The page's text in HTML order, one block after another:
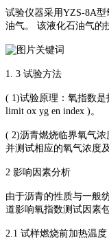
试验仪器采用YZS-8A型
油气。 该液化石油气的
1. 3 试验方法
( 1)试验原理：氧指数
limit ox yg en index )。
( 2)沥青燃烧临界氧气
并测试相应的氧气浓度
2 影响因素分析
由于沥青的性质与一般
道影响氧指数测试因素
2.1 试样燃烧前加热温度